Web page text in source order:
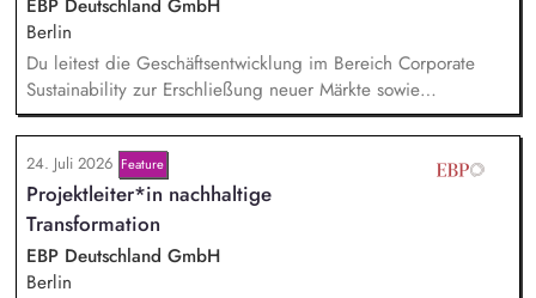
Planung, Budgetierung und Projektcontrolling im Rahmen
von öffentlichen Zuwendungen.
EBP Deutschland GmbH
Berlin
Du leitest die Geschäftsentwicklung im Bereich Corporate
Sustainability zur Erschließung neuer Märkte sowie
Entwicklung von Geschäftsmodellen. Dabei arbeitest du eng
mit einem bestehenden Team zusammen und entwickelst
dieses gemeinsam mit erfahrenen Projektleiter*innen weiter.
Zu Deinen Aufgaben gehören vor allem:
Strategieentwicklung, Trendanalysen, Partnermanagement
sowie Akquisition von Aufträgen, Neukunden und Projekten.
24. Juli 2026 Feature
Projektleiter*in nachhaltige
Transformation
EBP Deutschland GmbH
Berlin